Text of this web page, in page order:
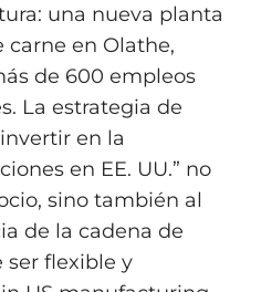
una nueva planta
en Olathe,
de 600 empleos
La estrategia de
en la
en EE. UU.” no
sino también al
de la cadena de
ser flexible y